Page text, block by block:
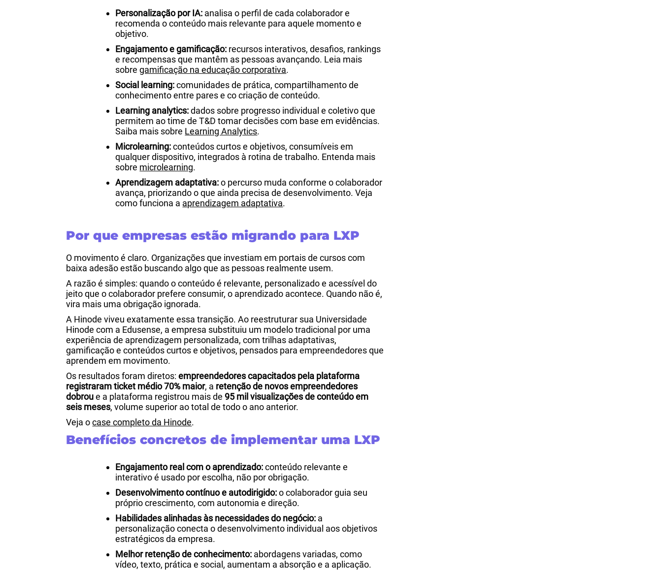
Personalização por IA: analisa o perfil de cada colaborador e
recomenda o conteúdo mais relevante para aquele momento e
objetivo.
Engajamento e gamificação: recursos interativos, desafios, rankings
e recompensas que mantêm as pessoas avançando. Leia mais
sobregamificação na educação corporativa.
Social learning:comunidades de prática, compartilhamento de
conhecimento entre pares e co criação de conteúdo.
Learning analytics:dados sobre progresso individual e coletivo que
permitem ao time de T&D tomar decisões com base em evidências.
Saiba mais sobre Learning Analytics.
Microlearning:conteúdos curtos e objetivos, consumíveis em
qualquer dispositivo, integrados à rotina de trabalho. Entenda mais
sobre microlearning.
Aprendizagem adaptativa:o percurso muda conforme o colaborador
avança, priorizando o que ainda precisa de desenvolvimento. Veja
como funciona a aprendizagem adaptativa.
Por que empresas estão migrando para LXP
O movimento é claro. Organizações que investiam em portais de cursos com
baixa adesão estão buscando algo que as pessoas realmente usem.
A razão é simples: quando o conteúdo é relevante, personalizado e acessível do
jeito que o colaborador prefere consumir, o aprendizado acontece. Quando não é,
vira mais uma obrigação ignorada.
A Hinode viveu exatamente essa transição. Ao reestruturar sua Universidade
Hinode com a Edusense, a empresa substituiu um modelo tradicional por uma
experiência de aprendizagem personalizada, com trilhas adaptativas,
gamificação e conteúdos curtos e objetivos, pensados para empreendedores que
aprendem em movimento.
Os resultados foram diretos:empreendedores capacitados pela plataforma
registraram ticket médio 70% maior, a retenção de novos empreendedores
dobroue a plataforma registrou mais de95 mil visualizações de conteúdo em
seis meses, volume superior ao total de todo o ano anterior.
Veja ocase completo da Hinode.
Benefícios concretos de implementar uma LXP
Engajamento real com o aprendizado:conteúdo relevante e
interativo é usado por escolha, não por obrigação.
Desenvolvimento contínuo e autodirigido:o colaborador guia seu
próprio crescimento, com autonomia e direção.
Habilidades alinhadas às necessidades do negócio: a
personalização conecta o desenvolvimento individual aos objetivos
estratégicos da empresa.
Melhor retenção de conhecimento: abordagens variadas, como
vídeo, texto, prática e social, aumentam a absorção e a aplicação.